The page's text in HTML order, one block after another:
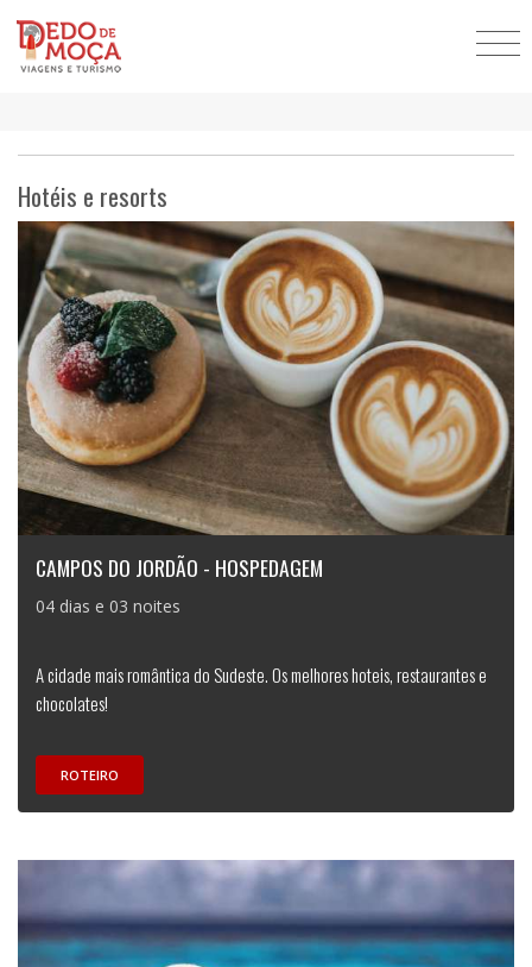
Hotéis e resorts
CAMPOS DO JORDÃO - HOSPEDAGEM
04 dias e 03 noites
A cidade mais romântica do Sudeste. Os melhores hoteis, restaurantes e
chocolates!
ROTEIRO